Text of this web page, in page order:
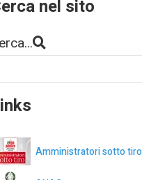
nel sito
Amministratori sotto tiro